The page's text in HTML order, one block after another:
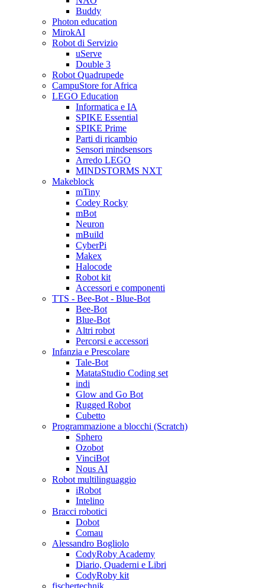
Buddy
Photon education
MirokAI
Robot di Servizio
uServe
Double 3
Robot Quadrupede
CampuStore for Africa
LEGO Education
Informatica e IA
SPIKE Essential
SPIKE Prime
Parti di ricambio
Sensori mindsensors
Arredo LEGO
MINDSTORMS NXT
Makeblock
mTiny
Codey Rocky
mBot
Neuron
mBuild
CyberPi
Makex
Halocode
Robot kit
Accessori e componenti
TTS - Bee-Bot - Blue-Bot
Bee-Bot
Blue-Bot
Altri robot
Percorsi e accessori
Infanzia e Prescolare
Tale-Bot
MatataStudio Coding set
indi
Glow and Go Bot
Rugged Robot
Cubetto
Programmazione a blocchi (Scratch)
Sphero
Ozobot
VinciBot
Nous AI
Robot multilinguaggio
iRobot
Intelino
Bracci robotici
Dobot
Comau
Alessandro Bogliolo
CodyRoby Academy
Diario, Quaderni e Libri
CodyRoby kit
fischertechnik